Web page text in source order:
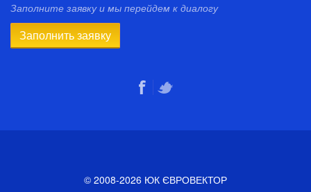
Заполните заявку и мы перейдем к диалогу
Заполнить заявку
© 2008-2026 ЮК ЄВРОВЕКТОР